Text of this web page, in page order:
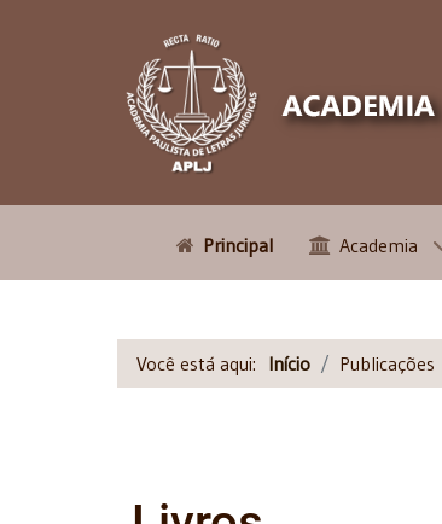
Principal Academia
Você está aqui: Início Publicações